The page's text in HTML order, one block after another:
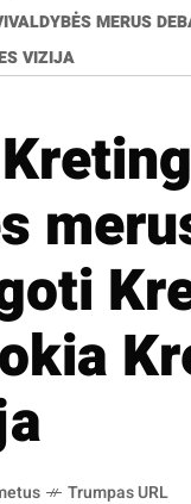
MERUS
VIZIJA
Trumpas URL